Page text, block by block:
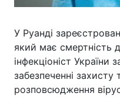
У Руанді
який має смертність
інфекціоніст України
забезпеченні
розповсюдження